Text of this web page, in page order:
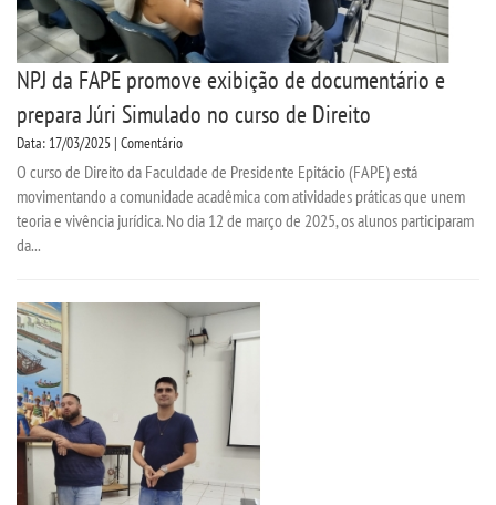
NPJ da FAPE promove exibição de documentário e
prepara Júri Simulado no curso de Direito
Data: 17/03/2025 | Comentário
O curso de Direito da Faculdade de Presidente Epitácio (FAPE) está
movimentando a comunidade acadêmica com atividades práticas que unem
teoria e vivência jurídica. No dia 12 de março de 2025, os alunos participaram
da...